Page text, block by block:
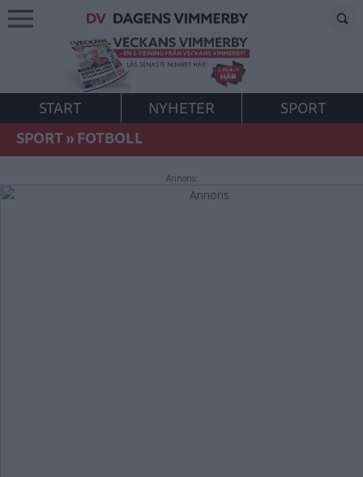
START NYHETER
SPORT
SPORT»FOTBOLL
Annons: